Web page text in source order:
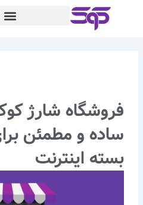
فروشگاه شارژ
ساده و مطمئن
بسته اینترنت